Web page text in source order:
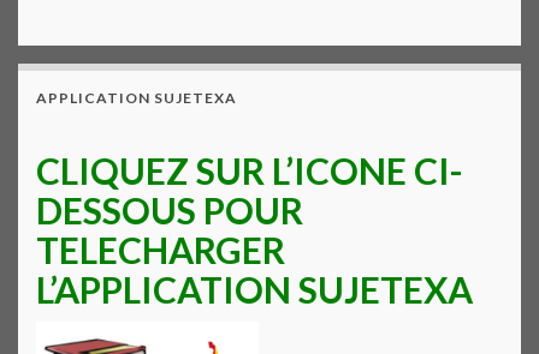
APPLICATION SUJETEXA
CLIQUEZ SUR L’ICONE CI-
DESSOUS POUR
TELECHARGER
L’APPLICATION SUJETEXA